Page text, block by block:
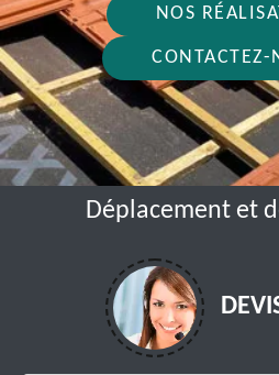
NOS
CONTACTEZ-
Déplacement et